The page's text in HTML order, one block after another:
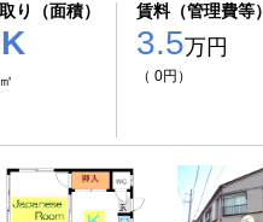
り（面積） 賃料（管理費等）
3.5万円
（ 0円）